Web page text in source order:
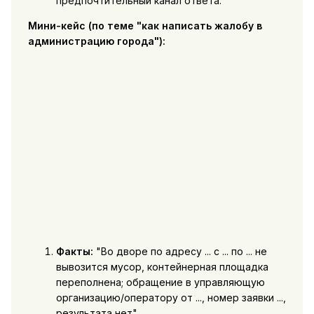
Мини-кейс (по теме "как написать жалобу в
администрацию города"):
Факты: "Во дворе по адресу ... с ... по ... не
вывозится мусор, контейнерная площадка
переполнена; обращение в управляющую
организацию/оператору от ..., номер заявки ...,